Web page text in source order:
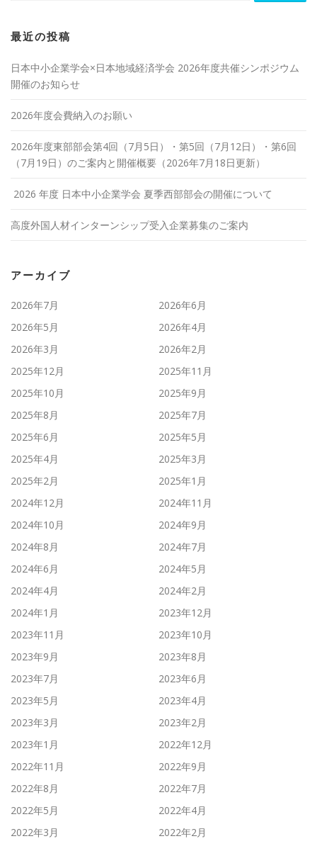
最近の投稿
日本中小企業学会×日本地域経済学会 2026年度共催シンポジウム
開催のお知らせ
2026年度会費納入のお願い
2026年度東部部会第4回（7月5日）・第5回（7月12日）・第6回
（7月19日）のご案内と開催概要（2026年7月18日更新）
2026 年度 日本中小企業学会 夏季西部部会の開催について
高度外国人材インターンシップ受入企業募集のご案内
アーカイブ
2026年7月
2026年6月
2026年5月
2026年4月
2026年3月
2026年2月
2025年12月
2025年11月
2025年10月
2025年9月
2025年8月
2025年7月
2025年6月
2025年5月
2025年4月
2025年3月
2025年2月
2025年1月
2024年12月
2024年11月
2024年10月
2024年9月
2024年8月
2024年7月
2024年6月
2024年5月
2024年4月
2024年2月
2024年1月
2023年12月
2023年11月
2023年10月
2023年9月
2023年8月
2023年7月
2023年6月
2023年5月
2023年4月
2023年3月
2023年2月
2023年1月
2022年12月
2022年11月
2022年9月
2022年8月
2022年7月
2022年5月
2022年4月
2022年3月
2022年2月